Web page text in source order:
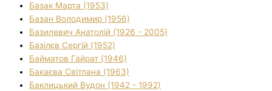
Базак Марта (1953)
Базан Володимир (1956)
Базилевич Анатолій (1926 - 2005)
Базілєв Сергій (1952)
Байматов Гайрат (1946)
Бакаєва Світлана (1963)
Баклицький Вудон (1942 - 1992)